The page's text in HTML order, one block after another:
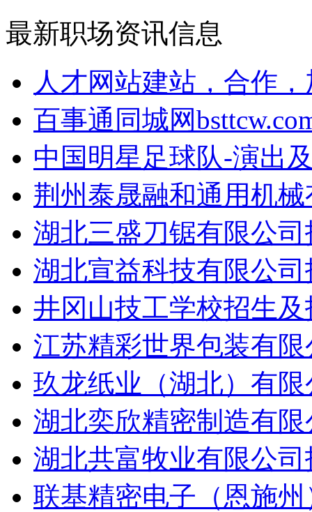
最新职场资讯信息
人才网站建站，合作
百事通同城网
中国明星足球队-演出
荆州泰晟融和通用机
湖北三盛刀锯有限公
湖北宣益科技有限公
井冈山技工学校招生
江苏精彩世界包装有
玖龙纸业（湖北）有
湖北奕欣精密制造有
湖北共富牧业有限公
联基精密电子（恩施